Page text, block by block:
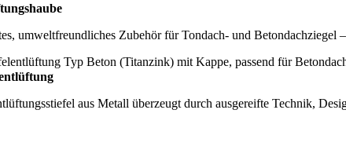
umweltfreundliches Zubehör für Tondach- und Betondachziegel
aus Metall überzeugt durch ausgereifte Technik,